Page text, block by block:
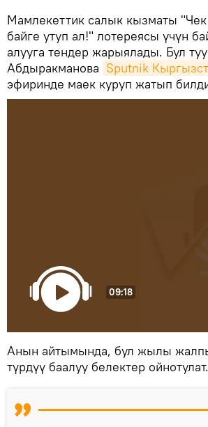
Мамлекеттик салык кызматы
байге утуп ал!" лотереясы үчүн
алууга тендер жарыялады. Бул
Абдыракманова Sputnik
эфиринде маек куруп жатып
09:18
Анын айтымында, бул жылы
түрдүү баалуу белектер ойнотулат.